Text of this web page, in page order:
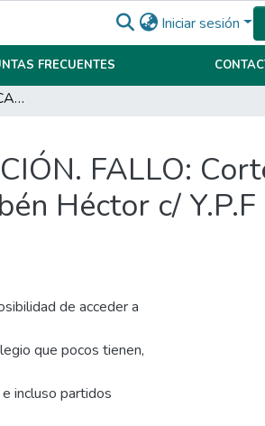
Iniciar sesión
FRECUENTES
EL DERECHO DE BUSCAR Y RECIBIR INFORMACIÓN. FALLO: Corte Suprema de Justicia de la Nación “Giustiniani, Rubén Héctor c/ Y.P.F S.A s / Amparo por Mora” 10/11/2015.
FALLO:
Héctor c/ Y.P.F
de acceder a
que pocos tienen,
incluso partidos